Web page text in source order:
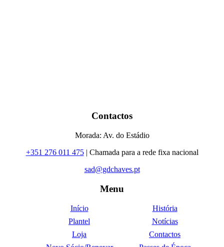
Contactos
Morada: Av. do Estádio
+351 276 011 475| Chamada para a rede fixa nacional
sad@gdchaves.pt
Menu
Início
História
Plantel
Notícias
Loja
Contactos